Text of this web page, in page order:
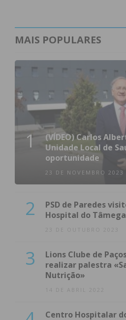
MAIS POPULARES
1
(VÍDEO) Carlos
Unidade Local de
oportunidade
23 DE NOVEMBRO 2023
2
PSD de Paredes
Hospital do Tâmega
23 DE OUTUBRO 2023
3
Lions Clube de
realizar palestra
Nutrição»
14 DE ABRIL 2022
Centro Hospitalar